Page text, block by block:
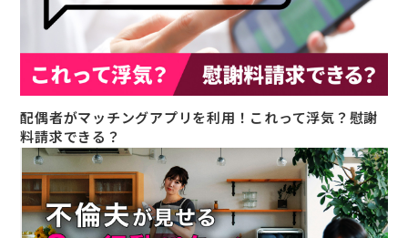
配偶者がマッチングアプリを利用！これって浮気？慰謝
料請求できる？